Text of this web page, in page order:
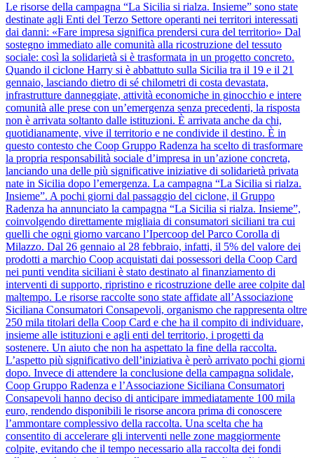
Le risorse della campagna “La Sicilia si rialza. Insieme” sono state
destinate agli Enti del Terzo Settore operanti nei territori interessati
dai danni: «Fare impresa significa prendersi cura del territorio» Dal
sostegno immediato alle comunità alla ricostruzione del tessuto
sociale: così la solidarietà si è trasformata in un progetto concreto.
Quando il ciclone Harry si è abbattuto sulla Sicilia tra il 19 e il 21
gennaio, lasciando dietro di sé chilometri di costa devastata,
infrastrutture danneggiate, attività economiche in ginocchio e intere
comunità alle prese con un’emergenza senza precedenti, la risposta
non è arrivata soltanto dalle istituzioni. È arrivata anche da chi,
quotidianamente, vive il territorio e ne condivide il destino. È in
questo contesto che Coop Gruppo Radenza ha scelto di trasformare
la propria responsabilità sociale d’impresa in un’azione concreta,
lanciando una delle più significative iniziative di solidarietà privata
nate in Sicilia dopo l’emergenza. La campagna “La Sicilia si rialza.
Insieme”. A pochi giorni dal passaggio del ciclone, il Gruppo
Radenza ha annunciato la campagna “La Sicilia si rialza. Insieme”,
coinvolgendo direttamente migliaia di consumatori siciliani tra cui
quelli che ogni giorno varcano l’Ipercoop del Parco Corolla di
Milazzo. Dal 26 gennaio al 28 febbraio, infatti, il 5% del valore dei
prodotti a marchio Coop acquistati dai possessori della Coop Card
nei punti vendita siciliani è stato destinato al finanziamento di
interventi di supporto, ripristino e ricostruzione delle aree colpite dal
maltempo. Le risorse raccolte sono state affidate all’Associazione
Siciliana Consumatori Consapevoli, organismo che rappresenta oltre
250 mila titolari della Coop Card e che ha il compito di individuare,
insieme alle istituzioni e agli enti del territorio, i progetti da
sostenere. Un aiuto che non ha aspettato la fine della raccolta.
L’aspetto più significativo dell’iniziativa è però arrivato pochi giorni
dopo. Invece di attendere la conclusione della campagna solidale,
Coop Gruppo Radenza e l’Associazione Siciliana Consumatori
Consapevoli hanno deciso di anticipare immediatamente 100 mila
euro, rendendo disponibili le risorse ancora prima di conoscere
l’ammontare complessivo della raccolta. Una scelta che ha
consentito di accelerare gli interventi nelle zone maggiormente
colpite, evitando che il tempo necessario alla raccolta dei fondi